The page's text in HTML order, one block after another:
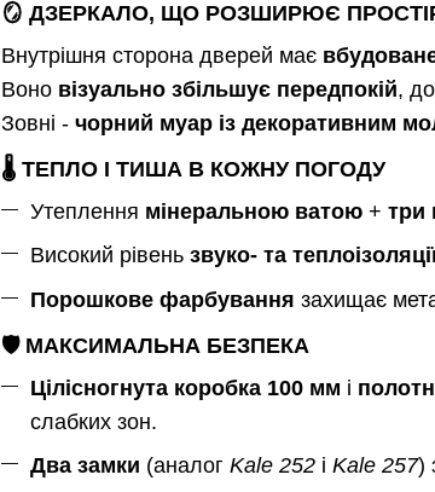
🪞 ДЗЕРКАЛО, ЩО РОЗШИРЮЄ
Внутрішня сторона дверей має
Воно візуально збільшує передпокій,
Зовні - чорний муар із декоративним
🌡️ ТЕПЛО І ТИША В КОЖНУ ПОГОДУ
Утеплення мінеральною ватою + три
Високий рівень звуко- та
Порошкове фарбування захищає
🛡️ МАКСИМАЛЬНА БЕЗПЕКА
Цілісногнута коробка 100 мм і
слабких зон.
Два замки (аналог Kale 252 і Kale 257)